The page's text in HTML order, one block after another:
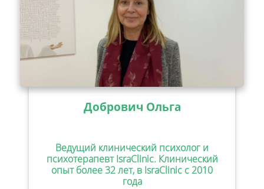
Добрович Ольга
Ведущий клинический психолог и
психотерапевт IsraClinic. Клинический
опыт более 32 лет, в IsraClinic с 2010
года